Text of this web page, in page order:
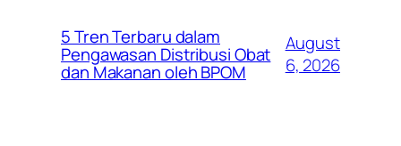
5 Tren Terbaru dalam
Pengawasan Distribusi Obat
dan Makanan oleh BPOM
August
6, 2026